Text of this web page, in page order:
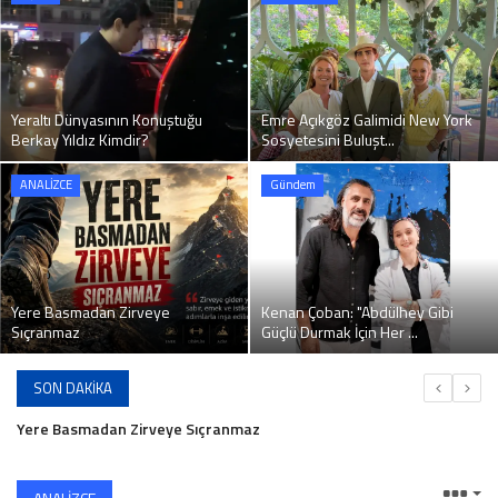
İLETİŞİM
siyasetciler.com
Yeraltı Dünyasının Konuştuğu
Berkay Yıldız Kimdir?
Emre Açıkgöz Galimidi New York
Sosyetesini Buluşt...
ANALİZCE
Yere Basmadan Zirveye
Sıçranmaz
Gündem
Kenan Çoban: "Abdülhey Gibi
Güçlü Durmak İçin Her ...
SON DAKIKA
Yere Basmadan Zirveye Sıçranmaz